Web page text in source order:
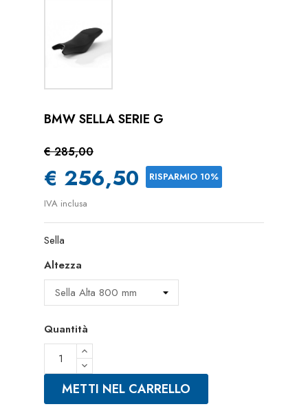
BMW SELLA SERIE G
€ 285,00
€ 256,50 RISPARMIO 10%
IVA inclusa
Sella
Altezza
Quantità
METTI NEL CARRELLO